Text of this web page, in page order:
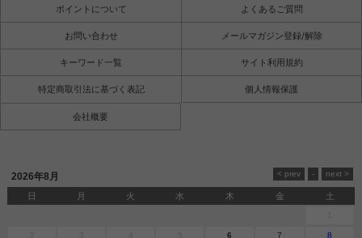
ポイントについて よくあるご質問
お問い合わせ メールマガジン登録/解除
キーワード一覧 サイト利用規約
特定商取引法に基づく表記 個人情報保護
会社概要
2026年8月
日 月 火 水 木 金 土
6 7 8